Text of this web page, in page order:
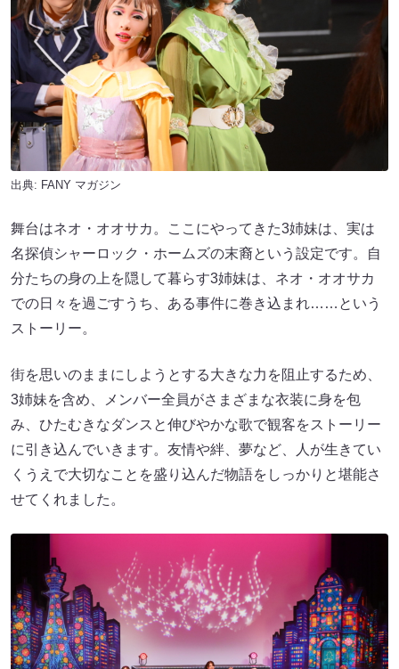
出典: FANY マガジン
舞台はネオ・オオサカ。ここにやってきた3姉妹は、実は
名探偵シャーロック・ホームズの末裔という設定です。自
分たちの身の上を隠して暮らす3姉妹は、ネオ・オオサカ
での日々を過ごすうち、ある事件に巻き込まれ……という
ストーリー。
街を思いのままにしようとする大きな力を阻止するため、
3姉妹を含め、メンバー全員がさまざまな衣装に身を包
み、ひたむきなダンスと伸びやかな歌で観客をストーリー
に引き込んでいきます。友情や絆、夢など、人が生きてい
くうえで大切なことを盛り込んだ物語をしっかりと堪能さ
せてくれました。